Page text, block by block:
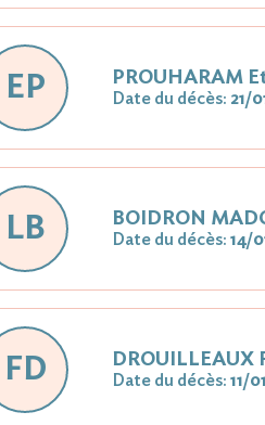
EP PROUHARAM
Date du décès: 21/
LB BOIDRON
Date du décès: 14/
FD DROUILLEAUX
Date du décès: 11/